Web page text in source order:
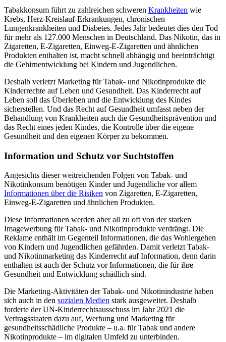
Tabakkonsum führt zu zahlreichen schweren Krankheiten wie
Krebs, Herz-Kreislauf-Erkrankungen, chronischen
Lungenkrankheiten und Diabetes. Jedes Jahr bedeutet dies den Tod
für mehr als 127.000 Menschen in Deutschland. Das Nikotin, das in
Zigaretten, E-Zigaretten, Einweg-E-Zigaretten und ähnlichen
Produkten enthalten ist, macht schnell abhängig und beeinträchtigt
die Gehirnentwicklung bei Kindern und Jugendlichen.
Deshalb verletzt Marketing für Tabak- und Nikotinprodukte die
Kinderrechte auf Leben und Gesundheit. Das Kinderrecht auf
Leben soll das Überleben und die Entwicklung des Kindes
sicherstellen. Und das Recht auf Gesundheit umfasst neben der
Behandlung von Krankheiten auch die Gesundheitsprävention und
das Recht eines jeden Kindes, die Kontrolle über die eigene
Gesundheit und den eigenen Körper zu bekommen.
Information und Schutz vor Suchtstoffen
Angesichts dieser weitreichenden Folgen von Tabak- und
Nikotinkonsum benötigen Kinder und Jugendliche vor allem
Informationen über die Risiken von Zigaretten, E-Zigaretten,
Einweg-E-Zigaretten und ähnlichen Produkten.
Diese Informationen werden aber all zu oft von der starken
Imagewerbung für Tabak- und Nikotinprodukte verdrängt. Die
Reklame enthält im Gegenteil Informationen, die das Wohlergehen
von Kindern und Jugendlichen gefährden. Damit verletzt Tabak-
und Nikotinmarketing das Kinderrecht auf Information, denn darin
enthalten ist auch der Schutz vor Informationen, die für ihre
Gesundheit und Entwicklung schädlich sind.
Die Marketing-Aktivitäten der Tabak- und Nikotinindustrie haben
sich auch in den sozialen Medien stark ausgeweitet. Deshalb
forderte der UN-Kinderrechtsausschuss im Jahr 2021 die
Vertragsstaaten dazu auf, Werbung und Marketing für
gesundheitsschädliche Produkte – u.a. für Tabak und andere
Nikotinprodukte – im digitalen Umfeld zu unterbinden.